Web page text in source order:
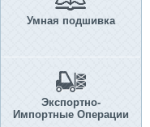
Умная подшивка
Экспортно-
Импортные Операции